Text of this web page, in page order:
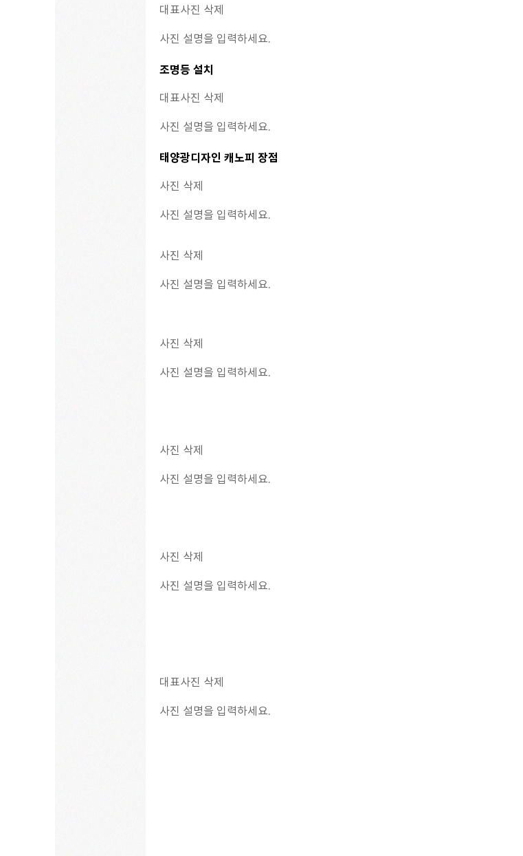
대표사진 삭제
사진 설명을 입력하세요.
조명등 설치
대표사진 삭제
사진 설명을 입력하세요.
태양광디자인 캐노피 장점
사진 삭제
사진 설명을 입력하세요.
사진 삭제
사진 설명을 입력하세요.
사진 삭제
사진 설명을 입력하세요.
사진 삭제
사진 설명을 입력하세요.
사진 삭제
사진 설명을 입력하세요.
대표사진 삭제
사진 설명을 입력하세요.